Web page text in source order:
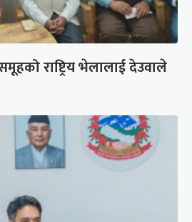
राष्ट्रिय भेलालाई देउवाले